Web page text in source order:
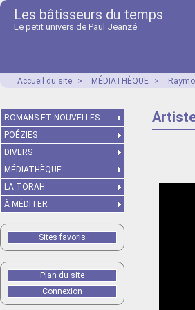
Les bâtisseurs du temps
Le petit univers de Paul Jeanzé
Accueil du site > MÉDIATHÈQUE >
Artiste
ROMANS ET NOUVELLES
POÉZIES
DIVERS
MÉDIATHÈQUE
LA TORAH
À MÉDITER
Sites favoris
Plan du site
Connexion